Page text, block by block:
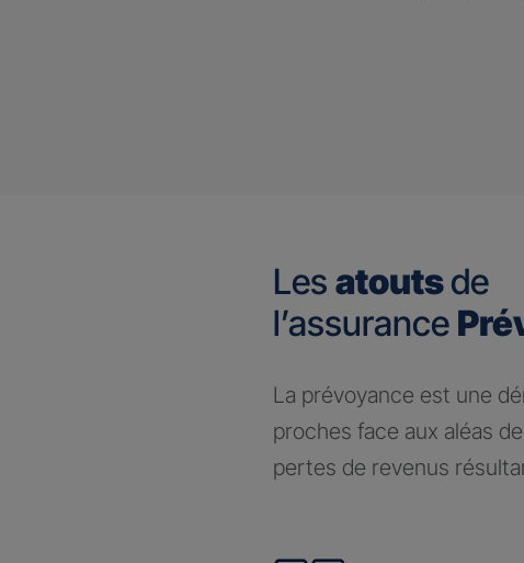
Les atoutsde
l’assurance
​La prévoyance est une
proches face aux aléas
pertes de revenus